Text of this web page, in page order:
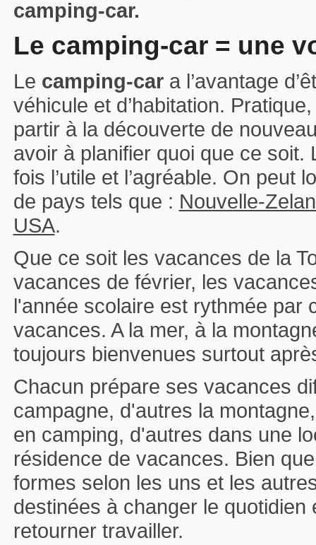
camping-car.
Le camping-car = une
Le camping-car a l’avantage
véhicule et d’habitation.
partir à la découverte de
avoir à planifier quoi que ce soit.
fois l’utile et l’agréable. On peut
de pays tels que : Nouvelle-
USA.
Que ce soit les vacances de la
vacances de février, les
l'année scolaire est rythmée par
vacances. A la mer, à la
toujours bienvenues surtout
Chacun prépare ses vacances
campagne, d'autres la
en camping, d'autres dans une
résidence de vacances. Bien
formes selon les uns et les
destinées à changer le
retourner travailler.